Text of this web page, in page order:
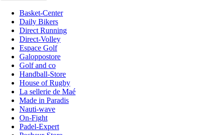
Basket-Center
Daily Bikers
Direct Running
Direct-Volley
Espace Golf
Galoppostore
Golf and co
Handball-Store
House of Rugby
La sellerie de Maé
Made in Paradis
Nauti-wave
On-Fight
Padel-Expert